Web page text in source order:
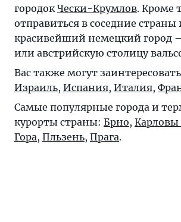
городокЧески-Крумлов. Кроме
отправиться в соседние страны
красивейший немецкий город
или австрийскую столицу
Вас также могут заинтересовать
Израиль, Испания, Италия,
Самые популярные города и
курорты страны: Брно,
Гора, Пльзень, Прага.